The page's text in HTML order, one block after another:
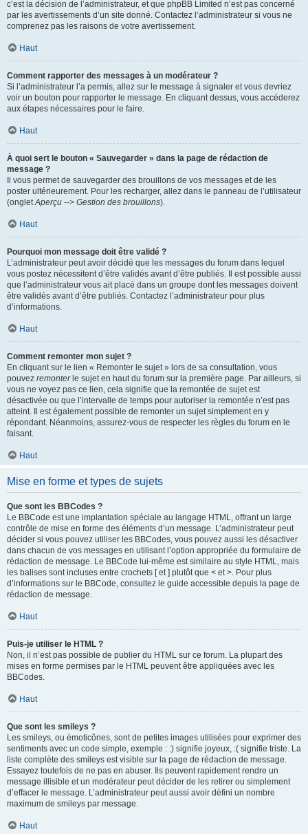
c’est la décision de l’administrateur, et que phpBB Limited n’est pas concerné
par les avertissements d’un site donné. Contactez l’administrateur si vous ne
comprenez pas les raisons de votre avertissement.
Haut
Comment rapporter des messages à un modérateur ?
Si l’administrateur l’a permis, allez sur le message à signaler et vous devriez
voir un bouton pour rapporter le message. En cliquant dessus, vous accéderez
aux étapes nécessaires pour le faire.
Haut
À quoi sert le bouton « Sauvegarder » dans la page de rédaction de
message ?
Il vous permet de sauvegarder des brouillons de vos messages et de les
poster ultérieurement. Pour les recharger, allez dans le panneau de l’utilisateur
(ongletAperçu --> Gestion des brouillons).
Haut
Pourquoi mon message doit être validé ?
L’administrateur peut avoir décidé que les messages du forum dans lequel
vous postez nécessitent d’être validés avant d’être publiés. Il est possible aussi
que l’administrateur vous ait placé dans un groupe dont les messages doivent
être validés avant d’être publiés. Contactez l’administrateur pour plus
d’informations.
Haut
Comment remonter mon sujet ?
En cliquant sur le lien « Remonter le sujet » lors de sa consultation, vous
pouvez remonterle sujet en haut du forum sur la première page. Par ailleurs, si
vous ne voyez pas ce lien, cela signifie que la remontée de sujet est
désactivée ou que l’intervalle de temps pour autoriser la remontée n’est pas
atteint. Il est également possible de remonter un sujet simplement en y
répondant. Néanmoins, assurez-vous de respecter les règles du forum en le
faisant.
Haut
Mise en forme et types de sujets
Que sont les BBCodes ?
Le BBCode est une implantation spéciale au langage HTML, offrant un large
contrôle de mise en forme des éléments d’un message. L’administrateur peut
décider si vous pouvez utiliser les BBCodes, vous pouvez aussi les désactiver
dans chacun de vos messages en utilisant l’option appropriée du formulaire de
rédaction de message. Le BBCode lui-même est similaire au style HTML, mais
les balises sont incluses entre crochets [ et ] plutôt que < et >. Pour plus
d’informations sur le BBCode, consultez le guide accessible depuis la page de
rédaction de message.
Haut
Puis-je utiliser le HTML ?
Non, il n’est pas possible de publier du HTML sur ce forum. La plupart des
mises en forme permises par le HTML peuvent être appliquées avec les
BBCodes.
Haut
Que sont les smileys ?
Les smileys, ou émoticônes, sont de petites images utilisées pour exprimer des
sentiments avec un code simple, exemple : :) signifie joyeux, :( signifie triste. La
liste complète des smileys est visible sur la page de rédaction de message.
Essayez toutefois de ne pas en abuser. Ils peuvent rapidement rendre un
message illisible et un modérateur peut décider de les retirer ou simplement
d’effacer le message. L’administrateur peut aussi avoir défini un nombre
maximum de smileys par message.
Haut